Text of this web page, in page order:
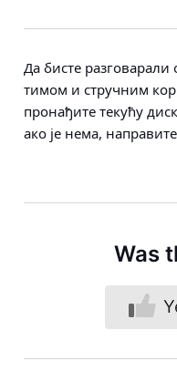
Да бисте
тимом и стручним
пронађите текућу
ако је нема,
Was